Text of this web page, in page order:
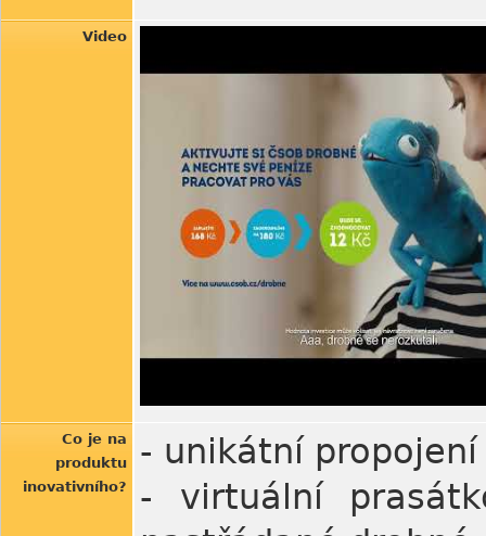
Video
Co je na
produktu
inovativního?
- unikátní
- virtuální